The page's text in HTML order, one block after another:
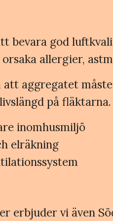
bevara god
allergier,
aggregatet
på
inomhusmiljö
elräkning
erbjuder vi även